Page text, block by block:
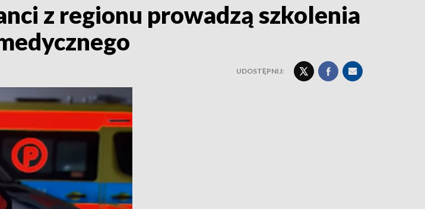
z regionu prowadzą szkolenia
UDOSTĘPNIJ: